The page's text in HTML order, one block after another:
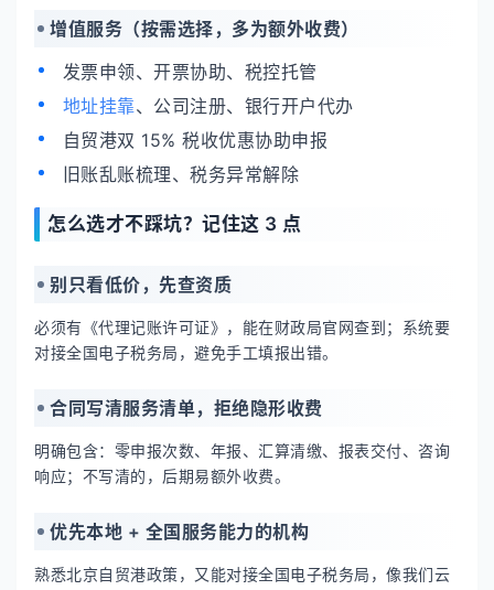
增值服务（按需选择，多为额外收费）
发票申领、开票协助、税控托管
地址挂靠、公司注册、银行开户代办
自贸港双 15% 税收优惠协助申报
旧账乱账梳理、税务异常解除
怎么选才不踩坑？记住这 3 点
别只看低价，先查资质
必须有《代理记账许可证》，能在财政局官网查到；系统要
对接全国电子税务局，避免手工填报出错。
合同写清服务清单，拒绝隐形收费
明确包含：零申报次数、年报、汇算清缴、报表交付、咨询
响应；不写清的，后期易额外收费。
优先本地 + 全国服务能力的机构
熟悉北京自贸港政策，又能对接全国电子税务局，像我们云